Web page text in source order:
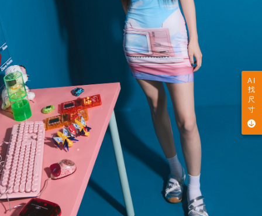
AI
找
尺
寸